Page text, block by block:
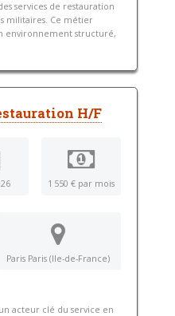
services de restauration
militaires. Ce métier
environnement structuré,
H/F
1 550 € par mois
Paris Paris (Ile-de-France)
acteur clé du service en